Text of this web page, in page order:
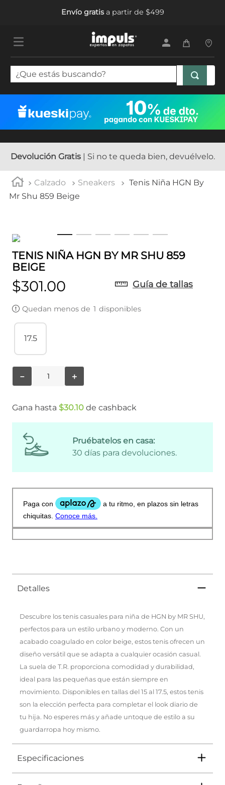
Envío gratisa partir de $499
¿Que estás buscando?
Devolución Gratis| Si no te queda bien, devuélvelo.
Calzado Sneakers
Tenis Niña HGN By
Mr Shu 859 Beige
TENIS NIÑA HGN BY MR SHU 859
BEIGE
$301.00 Guía de tallas
Quedan menos de 1 disponibles
17.5
＋
－
Gana hasta $30.10 de cashback
Pruébatelos en casa:
30 días para devoluciones.
Detalles
Descubre los tenis casuales para niña de HGN by MR SHU,
perfectos para un estilo urbano y moderno. Con un
acabado coagulado en color beige, estos tenis ofrecen un
diseño versátil que se adapta a cualquier ocasión casual.
La suela de T.R. proporciona comodidad y durabilidad,
ideal para las pequeñas que están siempre en
movimiento. Disponibles en tallas del 15 al 17.5, estos tenis
son la elección perfecta para completar el look diario de
tu hija. No esperes más y añade untoque de estilo a su
guardarropa hoy mismo.
Especificaciones
1.
tenis mujer
tenis hombre
5. tenis niña